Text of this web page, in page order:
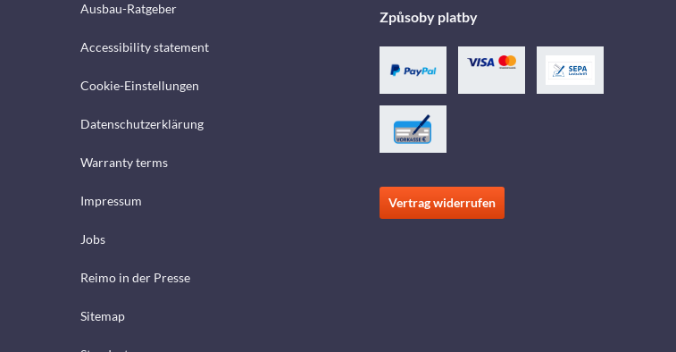
Ausbau-Ratgeber
Accessibility statement
Cookie-Einstellungen
Datenschutzerklärung
Warranty terms
Impressum
Jobs
Reimo in der Presse
Sitemap
Způsoby platby
Vertrag widerrufen